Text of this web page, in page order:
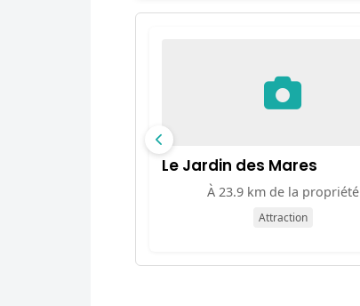
Le Jardin des Mares
À 23.9 km de la propriété
Attraction